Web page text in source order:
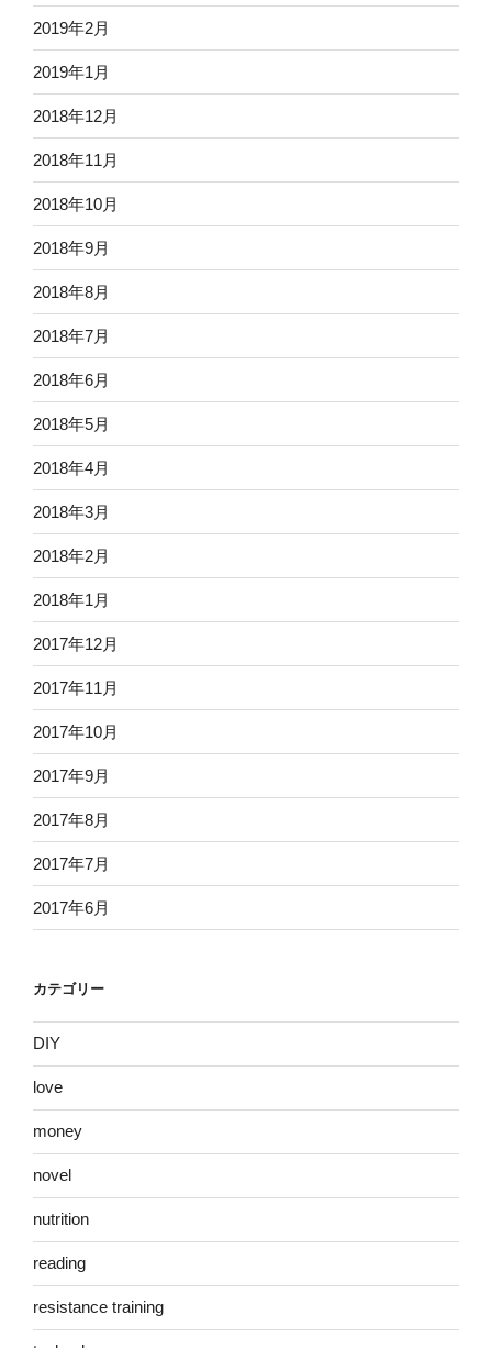
2019年2月
2019年1月
2018年12月
2018年11月
2018年10月
2018年9月
2018年8月
2018年7月
2018年6月
2018年5月
2018年4月
2018年3月
2018年2月
2018年1月
2017年12月
2017年11月
2017年10月
2017年9月
2017年8月
2017年7月
2017年6月
カテゴリー
DIY
love
money
novel
nutrition
reading
resistance training